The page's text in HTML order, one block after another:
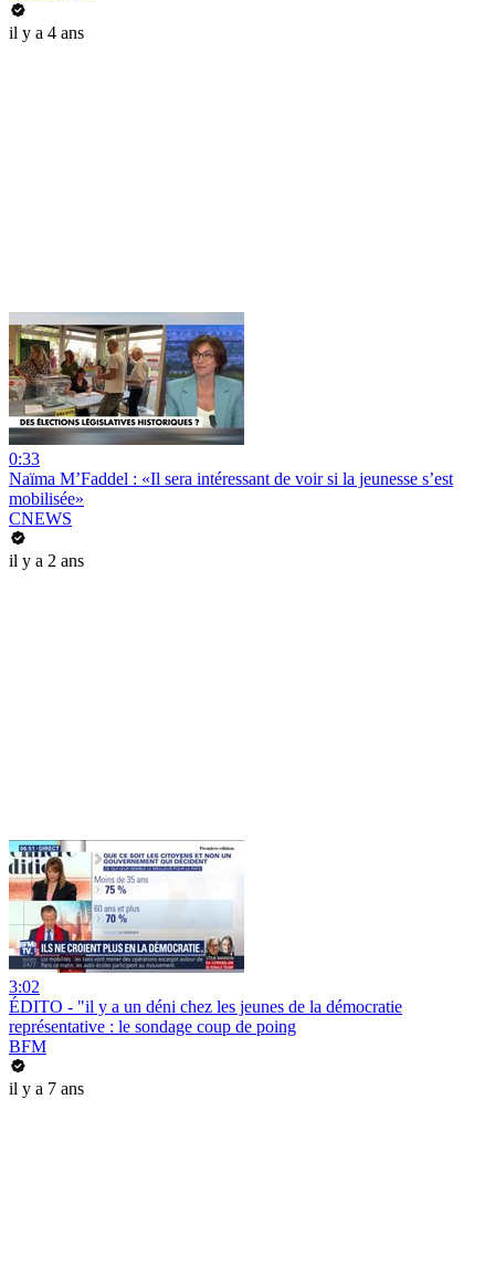
il y a 4 ans
0:33
Naïma M’Faddel : «Il sera intéressant de voir si la jeunesse s’est
mobilisée»
CNEWS
il y a 2 ans
3:02
ÉDITO - "il y a un déni chez les jeunes de la démocratie
représentative : le sondage coup de poing
BFM
il y a 7 ans